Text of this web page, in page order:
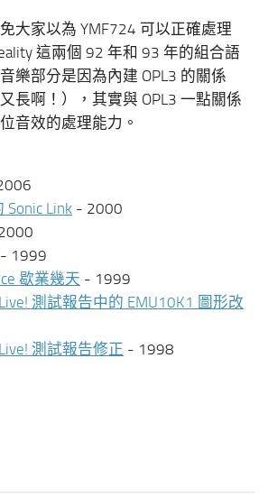
大家以為 YMF724 可以正確處理
這兩個 92 年和 93 年的組合語
樂部分是因為內建 OPL3 的關係
長啊！），其實與 OPL3 一點關係
音效的處理能力。
Sonic Link - 2000
- 1999
歇業幾天 - 1999
測試報告中的 EMU10K1 圖形改
測試報告修正 - 1998